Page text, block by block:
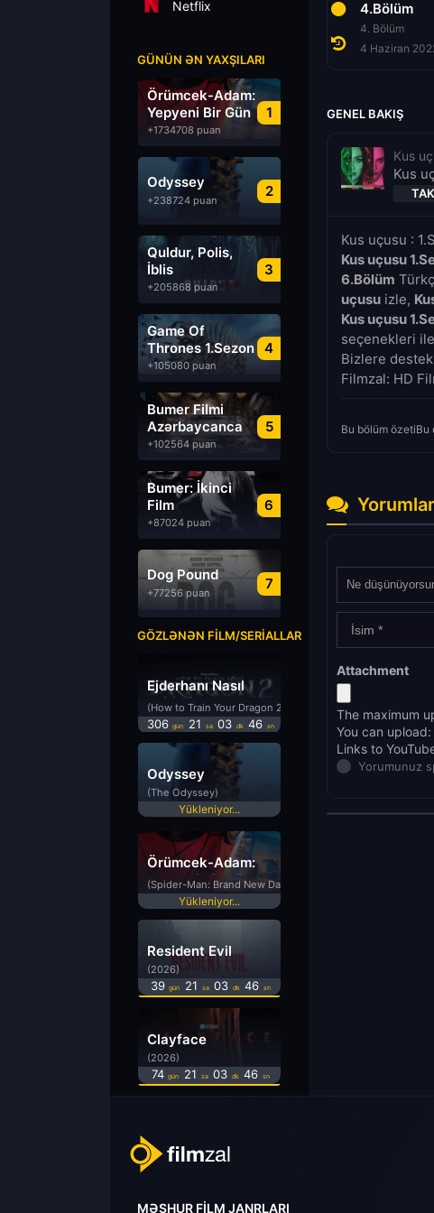
Netflix
GÜNÜN ƏN YAXŞILARI
1
Örümcek-Adam:
Yepyeni Bir Gün
+1734708 puan
2
Odyssey
+238724 puan
3
Quldur, Polis,
İblis
+205868 puan
4
Game Of
Thrones 1.Sezon
Türkçe Dublaj
izle
+105080 puan
5
Bumer Filmi
Azərbaycanca
Dublyaj izle
+102564 puan
6
Bumer: İkinci
Film
Azərbaycanca
Dublyaj izle
+87024 puan
7
Dog Pound
+77256 puan
GÖZLƏNƏN FILM/SERIALLAR
Ejderhanı Nasıl
Eğitirsin 2
(How to Train Your Dragon 2)
306 gün 21 sa 03 dk 46 sn
Odyssey
(The Odyssey)
Yükleniyor...
Örümcek-Adam:
Yepyeni Bir Gün
(Spider-Man: Brand New Day)
Yükleniyor...
Resident Evil
(2026)
39 gün 21 sa 03 dk 46 sn
Clayface
(2026)
74 gün 21 sa 03 dk 46 sn
3.Bölüm 4.Bölüm
4. Bölüm
4 Haziran
GENEL BAKIŞ
Kus
Kus
Kus uçusu :
Kus uçusu
6.Bölüm
uçusu izle,
Kus uçusu
seçenekleri
Bizlere
Filmzal: HD
Bu bölüm özetiBu
Yorumlar
Attachment
The maximum
You can upload:
Links to
Yorumunuz
MƏŞHUR FILM JANRLARI